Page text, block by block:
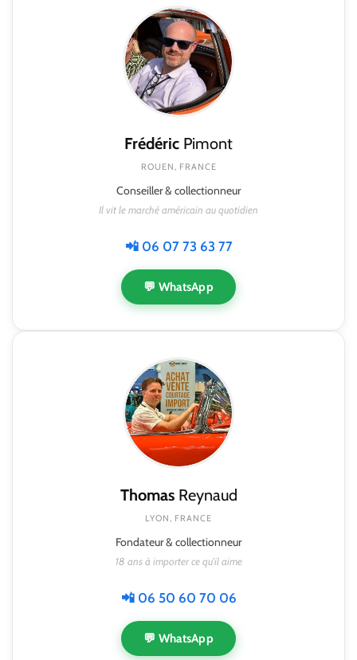
Frédéric Pimont
ROUEN, FRANCE
Conseiller & collectionneur
Il vit le marché américain au quotidien
📲 06 07 73 63 77
💬 WhatsApp
ThomasReynaud
LYON, FRANCE
Fondateur & collectionneur
18 ans à importer ce qu'il aime
📲 06 50 60 70 06
💬 WhatsApp